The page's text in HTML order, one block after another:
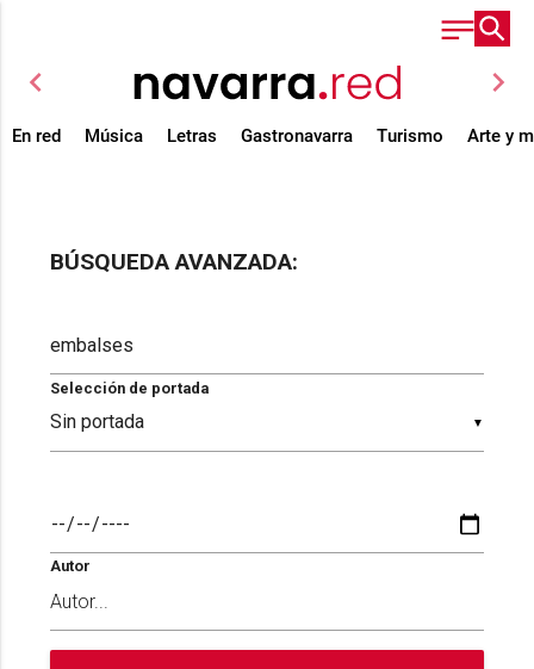
chevron_left chevron_right
En red Música Letras Gastronavarra Turismo Arte y
BÚSQUEDA AVANZADA:
▼
Selección de portada
Autor